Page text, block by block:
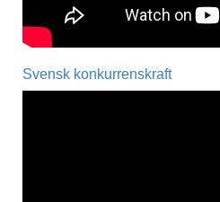
Svensk konkurrenskraft